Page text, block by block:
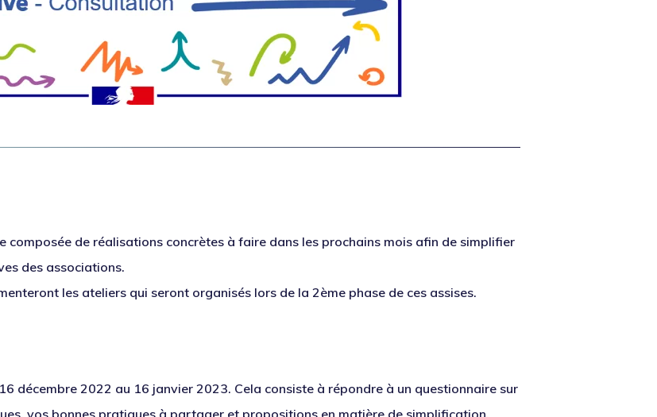
composée de réalisations concrètes à faire dans les prochains mois afin de simplifier
des associations.
les ateliers qui seront organisés lors de la 2ème phase de ces assises.
décembre 2022 au 16 janvier 2023. Cela consiste à répondre à un questionnaire sur
vos bonnes pratiques à partager et propositions en matière de simplification.